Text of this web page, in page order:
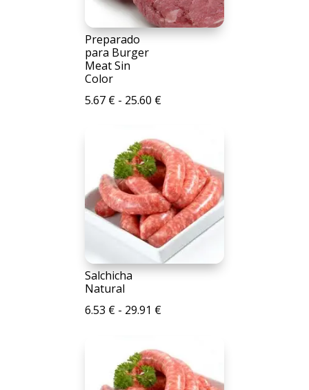
Preparado
para Burger
Meat Sin
Color
5.67 € - 25.60 €Rango
desde
5.67 €
hasta
25.60 €
Salchicha
Natural
6.53 € - 29.91 €Rango
desde
6.53 €